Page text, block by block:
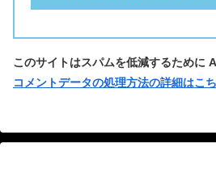
このサイトはスパムを低減するために
コメントデータの処理方法の詳細はこ